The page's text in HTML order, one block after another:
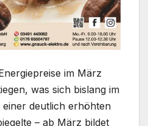
im März
was sich bislang im
deutlich erhöhten
– ab März bildet